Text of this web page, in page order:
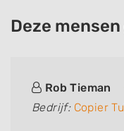
Deze
Rob Tieman
Bedrijf: Copier